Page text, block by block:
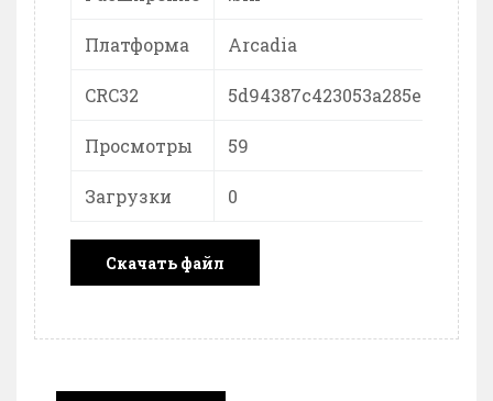
Платформа Arcadia
CRC32
Просмотры 59
Загрузки 0
Скачать файл